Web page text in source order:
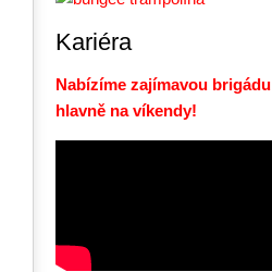
Kariéra
Nabízíme zajímavou brigádu
hlavně na víkendy!